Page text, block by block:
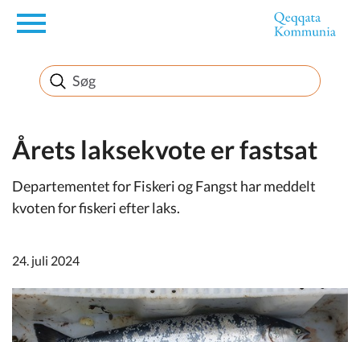
en
Borger
Erhverv
Politik
Selvbetjening
Årets laksekvote er fastsat
Departementet for Fiskeri og Fangst har meddelt
kvoten for fiskeri efter laks.
24. juli 2024